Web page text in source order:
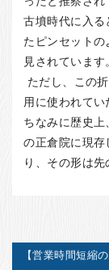
古墳時代に入る
たピンセット
見されています
ただし、この
用に使われてい
ちなみに歴史上
の正倉院に現存
り、その形は先
【営業時間短縮